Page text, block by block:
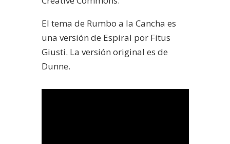
El tema de Rumbo a la Cancha es
una versión de Espiral por Fitus
Giusti. La versión original es de
Dunne.